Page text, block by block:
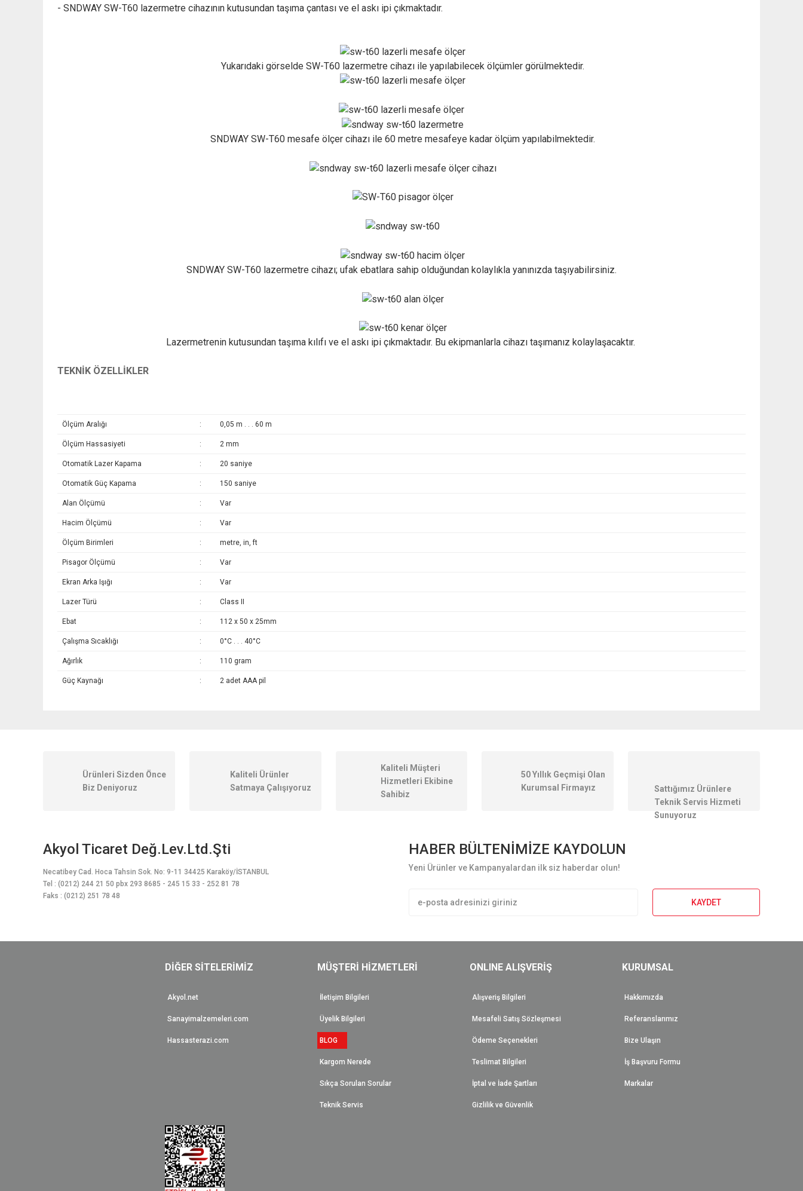
- SNDWAY SW-T60 lazermetre cihazının kutusundan taşıma çantası ve el askı ipi çıkmaktadır.
Yukarıdaki görselde SW-T60 lazermetre cihazı ile yapılabilecek ölçümler görülmektedir.
SNDWAY SW-T60 mesafe ölçer cihazı ile 60 metre mesafeye kadar ölçüm yapılabilmektedir.
SNDWAY SW-T60 lazermetre cihazı; ufak ebatlara sahip olduğundan kolaylıkla yanınızda taşıyabilirsiniz.
Lazermetrenin kutusundan taşıma kılıfı ve el askı ipi çıkmaktadır. Bu ekipmanlarla cihazı taşımanız kolaylaşacaktır.
TEKNİK ÖZELLİKLER
Ölçüm Aralığı : 0,05 m . . . 60 m
Ölçüm Hassasiyeti : 2 mm
Otomatik Lazer Kapama : 20 saniye
Otomatik Güç Kapama : 150 saniye
Alan Ölçümü : Var
Hacim Ölçümü : Var
Ölçüm Birimleri : metre, in, ft
Pisagor Ölçümü : Var
Ekran Arka Işığı : Var
Lazer Türü : Class II
Ebat : 112 x 50 x 25mm
Çalışma Sıcaklığı : 0°C . . . 40°C
Ağırlık : 110 gram
Güç Kaynağı : 2 adet AAA pil
Ürünleri Sizden Önce
Biz Deniyoruz
Kaliteli Ürünler
Satmaya Çalışıyoruz
Kaliteli Müşteri
Hizmetleri Ekibine
Sahibiz
50 Yıllık Geçmişi Olan
Kurumsal Firmayız
Sattığımız Ürünlere
Teknik Servis Hizmeti
Sunuyoruz
Akyol Ticaret Değ.Lev.Ltd.Şti
Necatibey Cad. Hoca Tahsin Sok. No: 9-11 34425 Karaköy/İSTANBUL
Tel : (0212) 244 21 50 pbx 293 8685 - 245 15 33 - 252 81 78
Faks : (0212) 251 78 48
HABER BÜLTENİMİZE KAYDOLUN
Yeni Ürünler ve Kampanyalardan ilk siz haberdar olun!
KAYDET
DİĞER SİTELERİMİZ
Akyol.net
Sanayimalzemeleri.com
Hassasterazi.com
MÜŞTERİ HİZMETLERİ
İletişim Bilgileri
Üyelik Bilgileri
BLOG
Kargom Nerede
Sıkça Sorulan Sorular
Teknik Servis
ONLINE ALIŞVERİŞ
Alışveriş Bilgileri
Mesafeli Satış Sözleşmesi
Ödeme Seçenekleri
Teslimat Bilgileri
İptal ve İade Şartları
Gizlilik ve Güvenlik
KURUMSAL
Hakkımızda
Referanslarımız
Bize Ulaşın
İş Başvuru Formu
Markalar